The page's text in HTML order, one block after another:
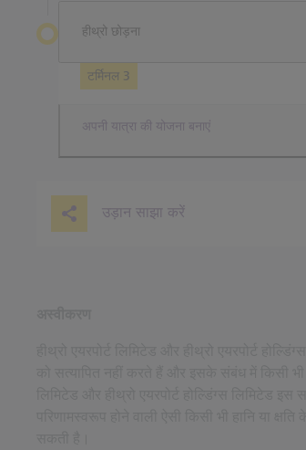
हीथ्रो छोड़ना
टर्मिनल 3
अपनी यात्रा की योजना बनाएं
उड़ान साझा करें